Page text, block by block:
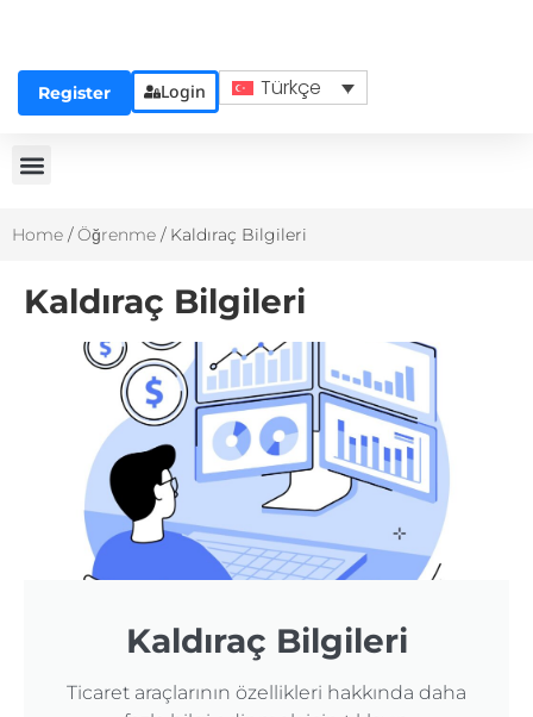
Register Login Türkçe
Home /Öğrenme / Kaldıraç Bilgileri
Kaldıraç Bilgileri
Kaldıraç Bilgileri
Ticaret araçlarının özellikleri hakkında daha